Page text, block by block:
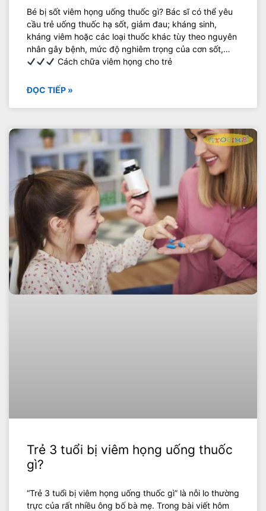
Bé bị sốt viêm họng uống thuốc gì? Bác sĩ có thể yêu
cầu trẻ uống thuốc hạ sốt, giảm đau; kháng sinh,
kháng viêm hoặc các loại thuốc khác tùy theo nguyên
nhân gây bệnh, mức độ nghiêm trọng của cơn sốt,…
Cách chữa viêm họng cho trẻ
ĐỌC TIẾP »
Trẻ 3 tuổi bị viêm họng uống thuốc
gì?
“Trẻ 3 tuổi bị viêm họng uống thuốc gì” là nỗi lo thường
trực của rất nhiều ông bố bà mẹ. Trong bài viết hôm